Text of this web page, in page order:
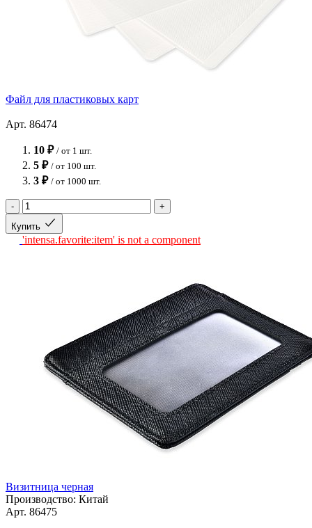
Файл для пластиковых карт
Арт. 86474
10 ₽ / от 1 шт.
5 ₽ / от 100 шт.
3 ₽ / от 1000 шт.
-
+
Купить
'intensa.favorite:item' is not a component
Визитница черная
Производство: Китай
Арт. 86475